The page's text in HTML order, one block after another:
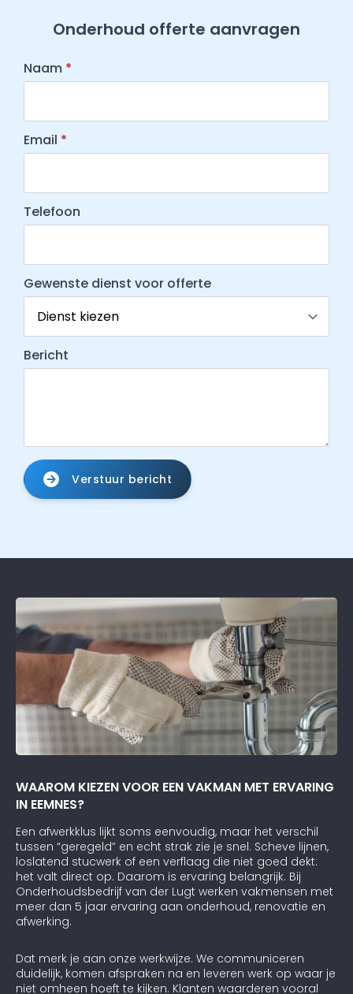
Onderhoud offerte aanvragen
Naam *
Email *
Telefoon
Gewenste dienst voor offerte
Bericht
Verstuur bericht
WAAROM KIEZEN VOOR EEN VAKMAN MET ERVARING
IN EEMNES?
Een afwerkklus lijkt soms eenvoudig, maar het verschil
tussen “geregeld” en echt strak zie je snel. Scheve lijnen,
loslatend stucwerk of een verflaag die niet goed dekt:
het valt direct op. Daarom is ervaring belangrijk. Bij
Onderhoudsbedrijf van der Lugt werken vakmensen met
meer dan 5 jaar ervaring aan onderhoud, renovatie en
afwerking.
Dat merk je aan onze werkwijze. We communiceren
duidelijk, komen afspraken na en leveren werk op waar je
niet omheen hoeft te kijken. Klanten waarderen vooral